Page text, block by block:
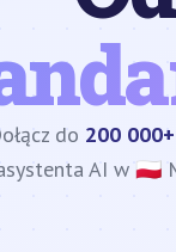
do 200 000+
AI w 🇵🇱